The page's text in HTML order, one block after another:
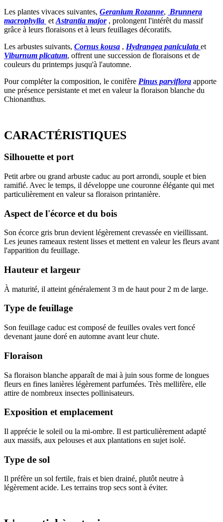
Les plantes vivaces suivantes, Geranium Rozanne, Brunnera
macrophylla etAstrantia major, prolongent l'intérêt du massif
grâce à leurs floraisons et à leurs feuillages décoratifs.
Les arbustes suivants, Cornus kousa , Hydrangea paniculata et
Viburnum plicatum, offrent une succession de floraisons et de
couleurs du printemps jusqu'à l'automne.
Pour compléter la composition, le conifère Pinus parviflora apporte
une présence persistante et met en valeur la floraison blanche du
Chionanthus.
CARACTÉRISTIQUES
Silhouette et port
Petit arbre ou grand arbuste caduc au port arrondi, souple et bien
ramifié. Avec le temps, il développe une couronne élégante qui met
particulièrement en valeur sa floraison printanière.
Aspect de l'écorce et du bois
Son écorce gris brun devient légèrement crevassée en vieillissant.
Les jeunes rameaux restent lisses et mettent en valeur les fleurs avant
l'apparition du feuillage.
Hauteur et largeur
À maturité, il atteint généralement 3 m de haut pour 2 m de large.
Type de feuillage
Son feuillage caduc est composé de feuilles ovales vert foncé
devenant jaune doré en automne avant leur chute.
Floraison
Sa floraison blanche apparaît de mai à juin sous forme de longues
fleurs en fines lanières légèrement parfumées. Très mellifère, elle
attire de nombreux insectes pollinisateurs.
Exposition et emplacement
Il apprécie le soleil ou la mi-ombre. Il est particulièrement adapté
aux massifs, aux pelouses et aux plantations en sujet isolé.
Type de sol
Il préfère un sol fertile, frais et bien drainé, plutôt neutre à
légèrement acide. Les terrains trop secs sont à éviter.